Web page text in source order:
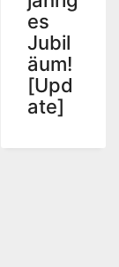
es
Jubil
äum!
[Upd
ate]